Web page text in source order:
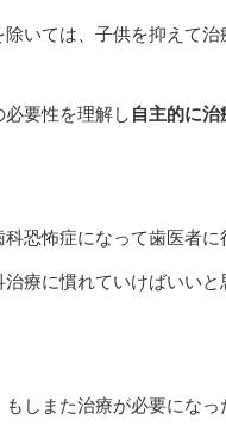
いては、子供を抑えて治
要性を理解し 自主的に治
恐怖症になって歯医者に
療に慣れていけばいいと
しまた治療が必要になっ